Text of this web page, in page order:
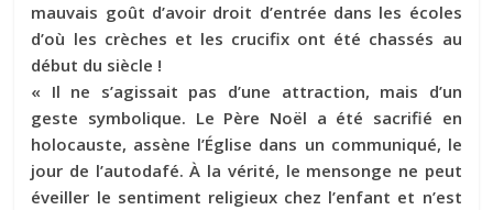
mauvais goût d’avoir droit d’entrée dans les écoles
d’où les crèches et les crucifix ont été chassés au
début du siècle !
« Il ne s’agissait pas d’une attraction, mais d’un
geste symbolique. Le Père Noël a été sacrifié en
holocauste, assène l’Église dans un communiqué, le
jour de l’autodafé. À la vérité, le mensonge ne peut
éveiller le sentiment religieux chez l’enfant et n’est